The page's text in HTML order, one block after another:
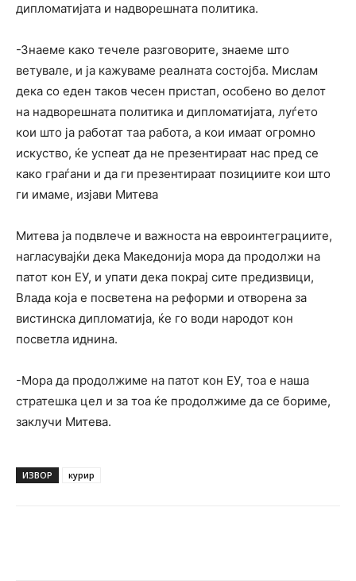
дипломатијата и надворешната политика.
-Знаеме како течеле разговорите, знаеме што
ветувале, и ја кажуваме реалната состојба. Мислам
дека со еден таков чесен пристап, особено во делот
на надворешната политика и дипломатијата, луѓето
кои што ја работат таа работа, а кои имаат огромно
искуство, ќе успеат да не презентираат нас пред се
како граѓани и да ги презентираат позициите кои што
ги имаме, изјави Митева
Митева ја подвлече и важноста на евроинтеграциите,
нагласувајќи дека Македонија мора да продолжи на
патот кон ЕУ, и упати дека покрај сите предизвици,
Влада која е посветена на реформи и отворена за
вистинска дипломатија, ќе го води народот кон
посветла иднина.
-Мора да продолжиме на патот кон ЕУ, тоа е наша
стратешка цел и за тоа ќе продолжиме да се бориме,
заклучи Митева.
ИЗВОР курир